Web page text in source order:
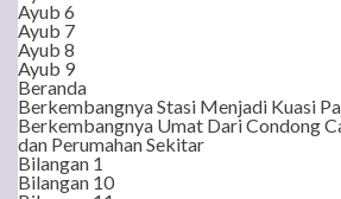
Ayub 6
Ayub 7
Ayub 8
Ayub 9
Beranda
Berkembangnya Stasi Menjadi Kuasi
Berkembangnya Umat Dari Condong
dan Perumahan Sekitar
Bilangan 1
Bilangan 10